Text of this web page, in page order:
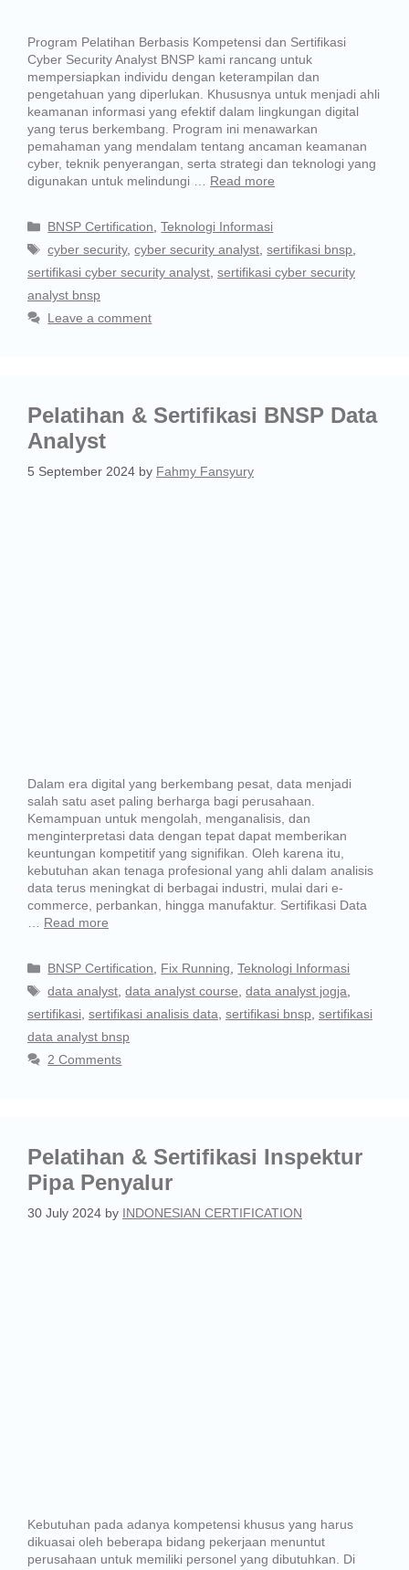
Program Pelatihan Berbasis Kompetensi dan Sertifikasi
Cyber Security Analyst BNSP kami rancang untuk
mempersiapkan individu dengan keterampilan dan
pengetahuan yang diperlukan. Khususnya untuk menjadi ahli
keamanan informasi yang efektif dalam lingkungan digital
yang terus berkembang. Program ini menawarkan
pemahaman yang mendalam tentang ancaman keamanan
cyber, teknik penyerangan, serta strategi dan teknologi yang
digunakan untuk melindungi … Read more
BNSP Certification ,Teknologi Informasi
cyber security,cyber security analyst ,sertifikasi bnsp
sertifikasi cyber security analyst sertifikasi cyber security
analyst bnsp
Leave a comment
Pelatihan & Sertifikasi BNSP Data
Analyst
5 September 2024 by Fahmy Fansyury
Dalam era digital yang berkembang pesat, data menjadi
salah satu aset paling berharga bagi perusahaan.
Kemampuan untuk mengolah, menganalisis, dan
menginterpretasi data dengan tepat dapat memberikan
keuntungan kompetitif yang signifikan. Oleh karena itu,
kebutuhan akan tenaga profesional yang ahli dalam analisis
data terus meningkat di berbagai industri, mulai dari e-
commerce, perbankan, hingga manufaktur. Sertifikasi Data
Read more
BNSP Certification Fix Running ,Teknologi Informasi
data analyst ,data analyst course ,data analyst jogja
sertifikasi sertifikasi analisis data sertifikasi bnsp sertifikasi
data analyst bnsp
2 Comments
Pelatihan & Sertifikasi Inspektur
Pipa Penyalur
30 July 2024 by INDONESIAN CERTIFICATION
Kebutuhan pada adanya kompetensi khusus yang harus
dikuasai oleh beberapa bidang pekerjaan menuntut
perusahaan untuk memiliki personel yang dibutuhkan. Di